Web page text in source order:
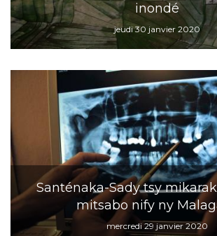
inondé
jeudi 30 janvier 2020
Santénaka-Sady tsy
mitsabo nify ny
mercredi 29 janvier 2020